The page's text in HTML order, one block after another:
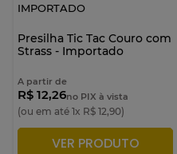
IMPORTADO
Presilha Tic Tac Couro com
Strass - Importado
A partir de
R$ 12,26no PIX à vista
(ou em até 1x R$ 12,90)
ADICIONAR À SACOLA
VER PRODUTO